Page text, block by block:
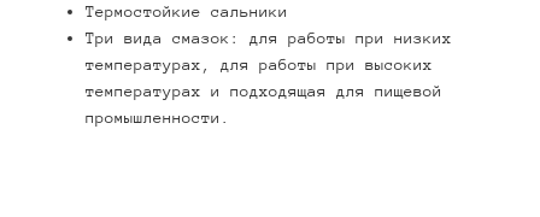
Термостойкие сальники
Три вида смазок: для работы при низких
температурах, для работы при высоких
температурах и подходящая для пищевой
промышленности.